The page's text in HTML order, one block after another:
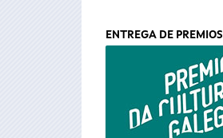
ENTREGA DE PREMIOS